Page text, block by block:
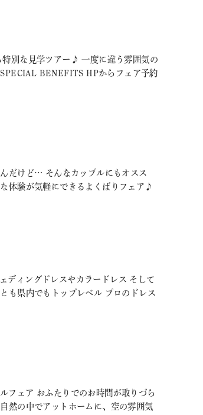
特別な見学ツアー♪ 一度に違う雰囲気の
BENEFITS HPからフェア予約
だけど… そんなカップルにもオスス
体験が気軽にできるよくばりフェア♪
ディングドレスやカラードレス そして
も県内でもトップレベル プロのドレス
フェア おふたりでのお時間が取りづら
然の中でアットホームに、空の雰囲気